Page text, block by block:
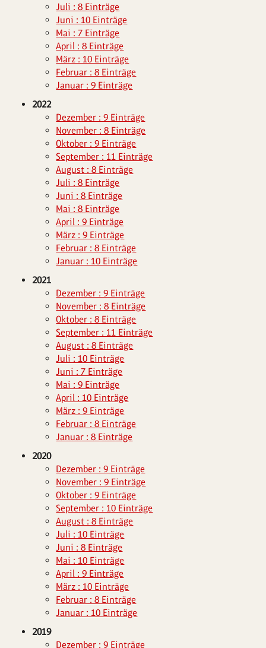
Juli : 8 Einträge
Juni : 10 Einträge
Mai : 7 Einträge
April : 8 Einträge
März : 10 Einträge
Februar : 8 Einträge
Januar : 9 Einträge
2022
Dezember : 9 Einträge
November : 8 Einträge
Oktober : 9 Einträge
September : 11 Einträge
August : 8 Einträge
Juli : 8 Einträge
Juni : 8 Einträge
Mai : 8 Einträge
April : 9 Einträge
März : 9 Einträge
Februar : 8 Einträge
Januar : 10 Einträge
2021
Dezember : 9 Einträge
November : 8 Einträge
Oktober : 8 Einträge
September : 11 Einträge
August : 8 Einträge
Juli : 10 Einträge
Juni : 7 Einträge
Mai : 9 Einträge
April : 10 Einträge
März : 9 Einträge
Februar : 8 Einträge
Januar : 8 Einträge
2020
Dezember : 9 Einträge
November : 9 Einträge
Oktober : 9 Einträge
September : 10 Einträge
August : 8 Einträge
Juli : 10 Einträge
Juni : 8 Einträge
Mai : 10 Einträge
April : 9 Einträge
März : 10 Einträge
Februar : 8 Einträge
Januar : 10 Einträge
2019
Dezember : 9 Einträge